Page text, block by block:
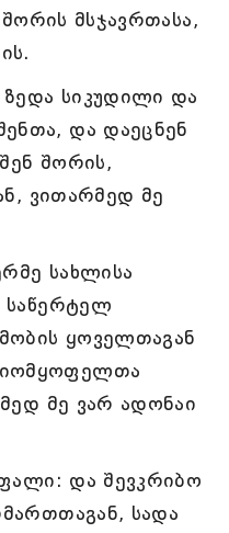
შორის მსჯავრთასა,
სიკუდილი და
და დაეცნენ
შორის,
ვითარმედ მე
სახლისა
საწერტელ
ყოველთაგან
მე ვარ ადონაი
და შევკრიბო
სადა